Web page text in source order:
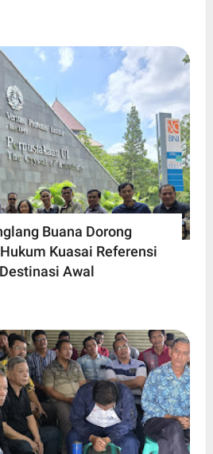
Buana Dorong
Kuasai Referensi
Awal